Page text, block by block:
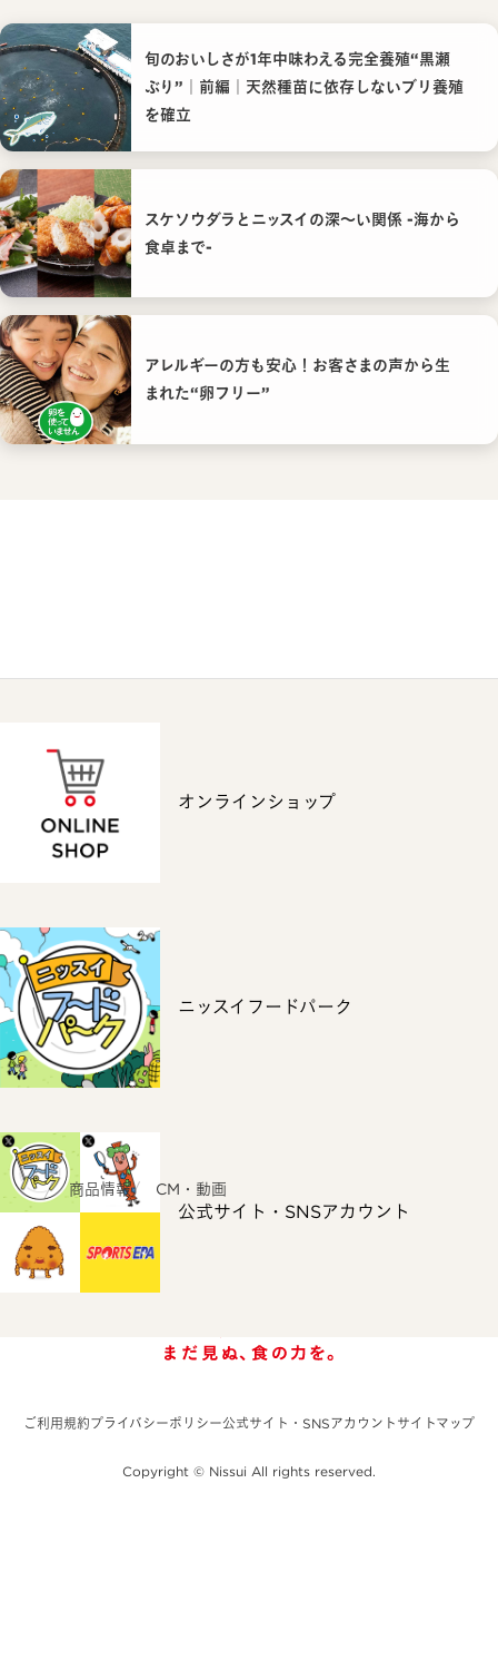
旬のおいしさが1年中味わえる完全養殖“黒瀬
ぶり”｜前編｜天然種苗に依存しないブリ養殖
を確立
スケソウダラとニッスイの深〜い関係 -海から
食卓まで-
アレルギーの方も安心！お客さまの声から生
まれた“卵フリー”
オンラインショップ
ニッスイフードパーク
公式サイト・SNSアカウント
ホーム 商品情報 CM・動画
ご利用規約プライバシーポリシー公式サイト・SNSアカウント サイトマップ
Copyright © Nissui All rights reserved.